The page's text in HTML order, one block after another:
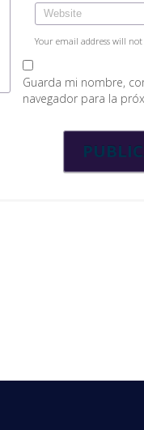
Your email address will not
Guarda mi nombre,
navegador para la